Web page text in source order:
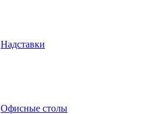
Надставки
Офисные столы